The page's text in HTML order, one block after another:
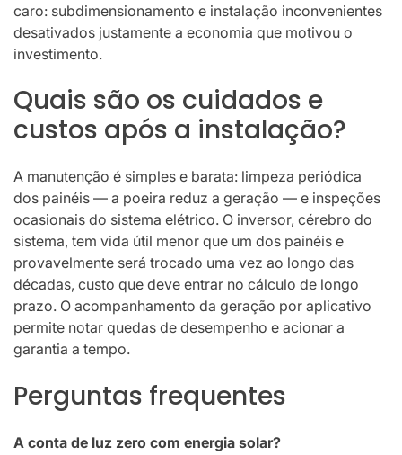
caro: subdimensionamento e instalação inconvenientes
desativados justamente a economia que motivou o
investimento.
Quais são os cuidados e
custos após a instalação?
A manutenção é simples e barata: limpeza periódica
dos painéis — a poeira reduz a geração — e inspeções
ocasionais do sistema elétrico. O inversor, cérebro do
sistema, tem vida útil menor que um dos painéis e
provavelmente será trocado uma vez ao longo das
décadas, custo que deve entrar no cálculo de longo
prazo. O acompanhamento da geração por aplicativo
permite notar quedas de desempenho e acionar a
garantia a tempo.
Perguntas frequentes
A conta de luz zero com energia solar?